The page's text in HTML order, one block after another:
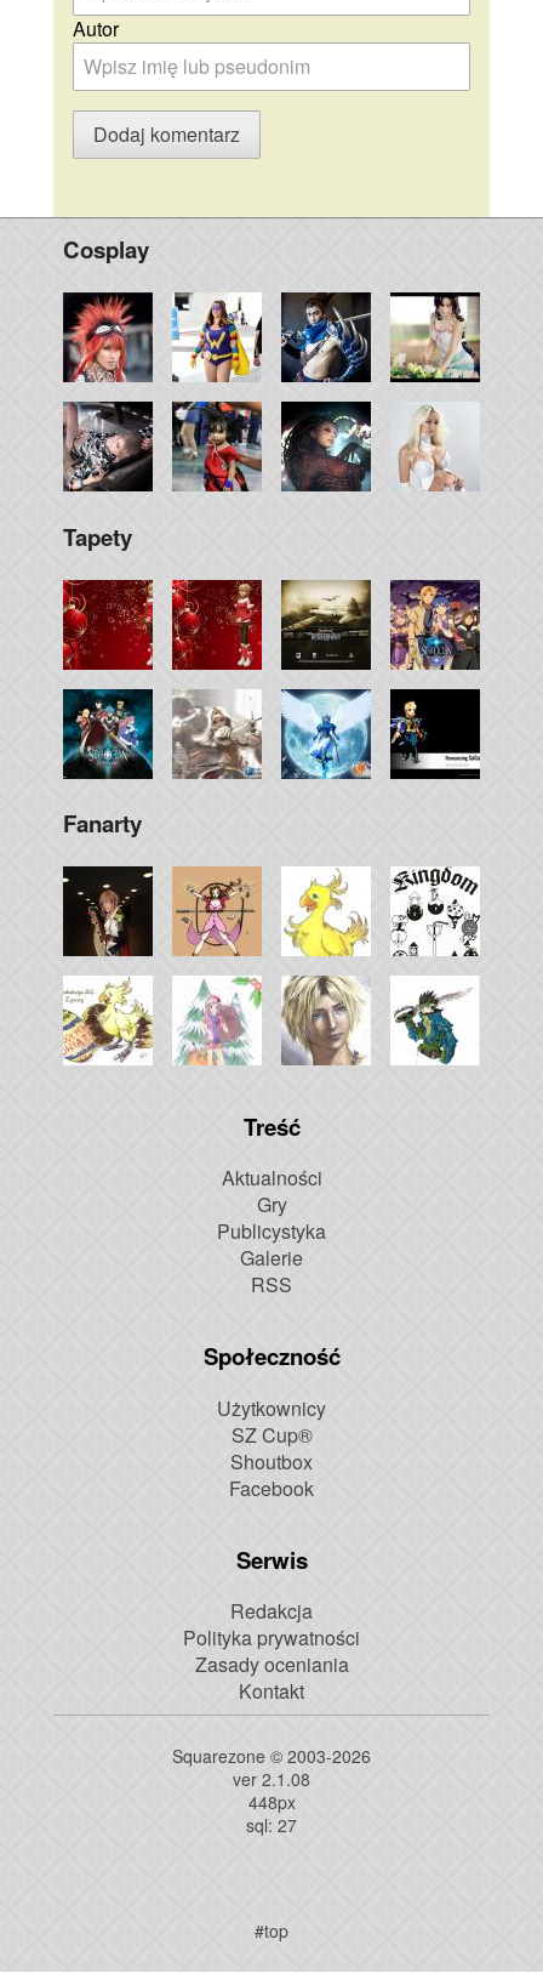
Autor
Cosplay
Tapety
Fanarty
Treść
Aktualności
Gry
Publicystyka
Galerie
RSS
Społeczność
Użytkownicy
SZ Cup®
Shoutbox
Facebook
Serwis
Redakcja
Polityka prywatności
Zasady oceniania
Kontakt
Squarezone © 2003-2026
ver 2.1.08
448px
sql: 27
#top